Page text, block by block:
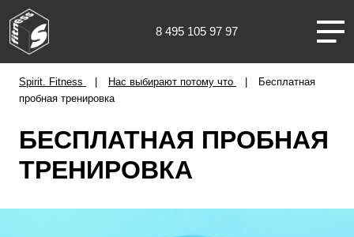
8 495 105 97 97
Уфа
О НАС
Spirit. Fitness Нас выбирают потому что
Бесплатная
пробная тренировка
БЕСПЛАТНАЯ ПРОБНАЯ
ТРЕНИРОВКА